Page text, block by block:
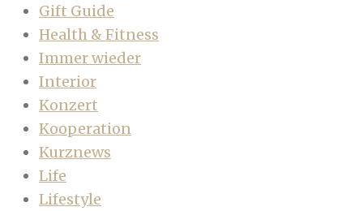
Gift Guide
Health & Fitness
Immer wieder
Interior
Konzert
Kooperation
Kurznews
Life
Lifestyle